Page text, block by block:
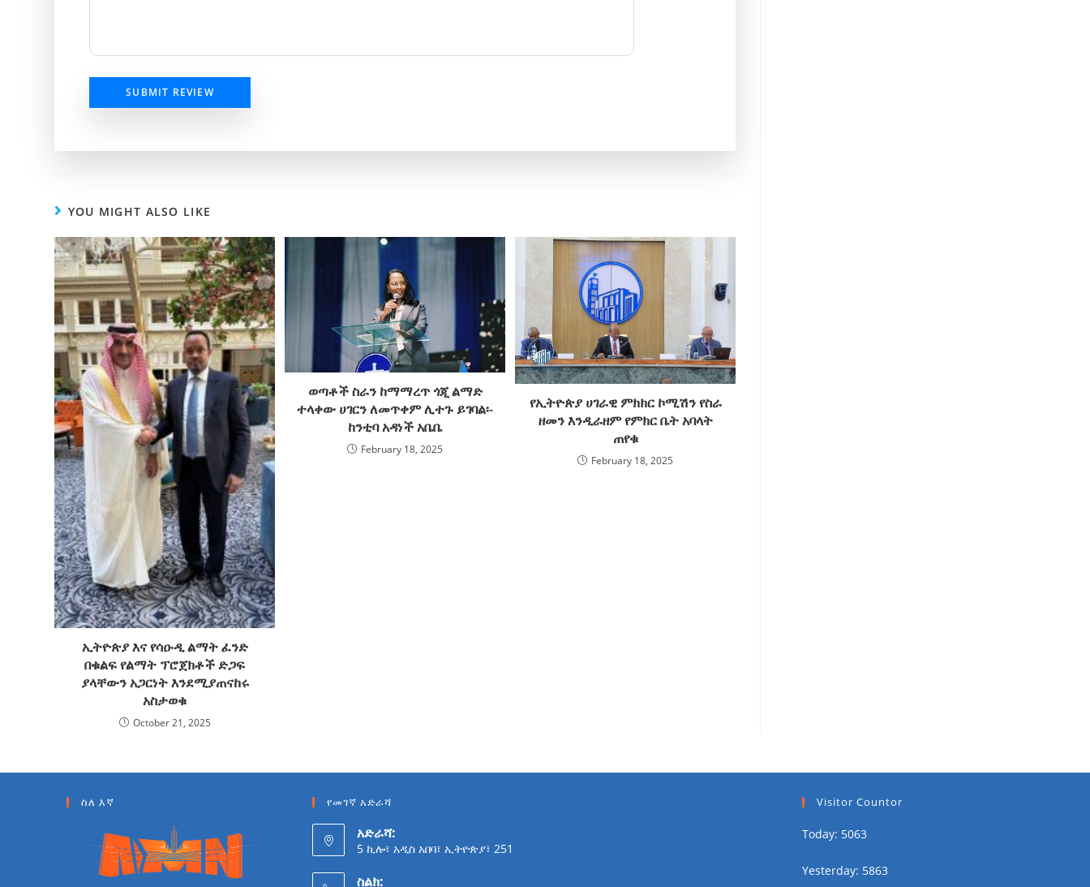
SUBMIT REVIEW
YOU MIGHT ALSO LIKE
ኢትዮጵያ እና የሳዑዲ ልማት ፈንድ
በቁልፍ የልማት ፕሮጀክቶች ድጋፍ
ያላቸውን አጋርነት እንደሚያጠናከሩ
አስታወቁ
October 21, 2025
ወጣቶች ስራን ከማማረጥ ጎጂ ልማድ
ተላቀው ሀገርን ለመጥቀም ሊተጉ ይገባል፡-
ከንቲባ አዳነች አቤቤ
February 18, 2025
የኢትዮጵያ ሀገራዊ ምክክር ኮሚሽን የስራ
ዘመን እንዲራዘም የምክር ቤት አባላት
ጠየቁ
February 18, 2025
ስለ እኛ የመገኛ አድራሻ
አድራሻ:
5 ኪሎ፣ አዲስ አበባ፣ ኢትዮጵያ፣ 251
ስልክ:
Visitor Countor
Today: 5063
Yesterday: 5863